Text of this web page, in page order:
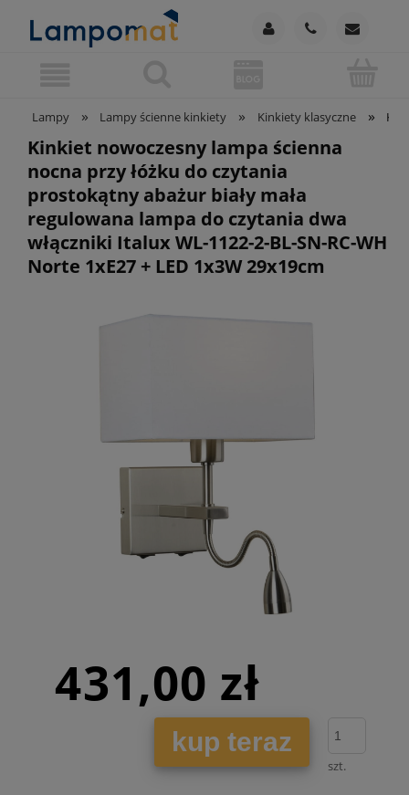
Lampy » Lampy ścienne kinkiety » Kinkiety klasyczne »
Kinkiet nowoczesny lampa ścienna
nocna przy łóżku do czytania
prostokątny abażur biały mała
regulowana lampa do czytania dwa
włączniki Italux WL-1122-2-BL-SN-RC-WH
Norte 1xE27 + LED 1x3W 29x19cm
431,00 zł
kup teraz
szt.